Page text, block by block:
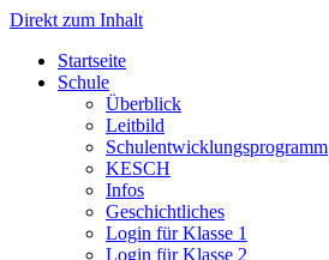
Direkt zum Inhalt
Start­sei­te
Schu­le
Über­blick
Leit­bild
Schul­ent­wick­lungs­pro­gramm
KESCH
Infos
Geschicht­li­ches
Log­in für Klas­se 1
Log­in für Klas­se 2